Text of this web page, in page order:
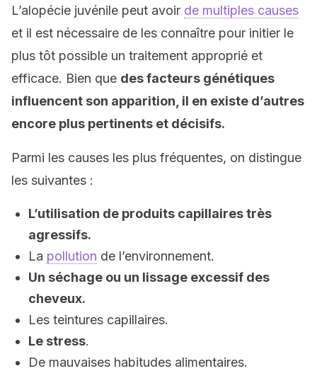
L’alopécie juvénile peut avoir de multiples causes
et il est nécessaire de les connaître pour initier le
plus tôt possible un traitement approprié et
efficace. Bien que des facteurs génétiques
influencent son apparition, il en existe d’autres
encore plus pertinents et décisifs.
Parmi les causes les plus fréquentes, on distingue
les suivantes :
L’utilisation de produits capillaires très
agressifs.
La pollution de l’environnement.
Un séchage ou un lissage excessif des
cheveux.
Les teintures capillaires.
Le stress.
De mauvaises habitudes alimentaires.